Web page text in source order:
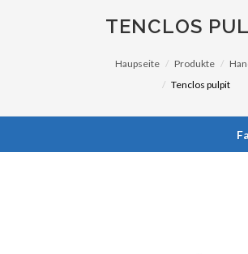
TENCLOS
Haupseite Produkte
Tenclos pulpit